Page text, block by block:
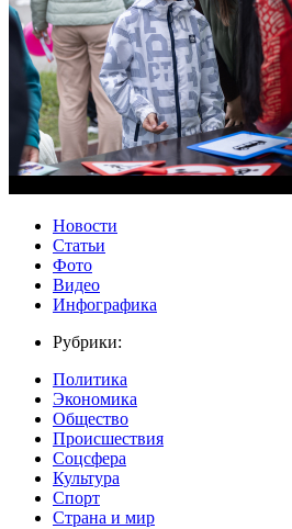
Новости
Статьи
Фото
Видео
Инфографика
Рубрики:
Политика
Экономика
Общество
Происшествия
Соцсфера
Культура
Спорт
Страна и мир